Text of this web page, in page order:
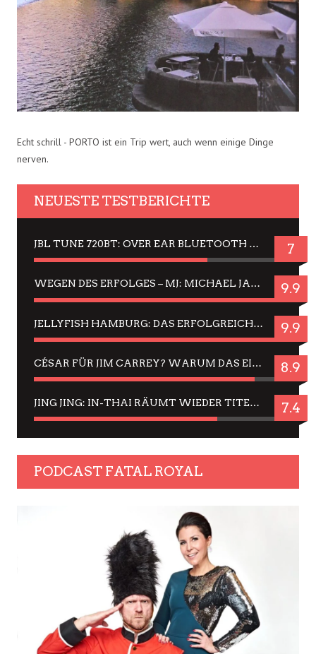
Echt schrill - PORTO ist ein Trip wert, auch wenn einige Dinge
nerven.
NEUESTE TESTBERICHTE
JBL TUNE 720BT: OVER EAR BLUETOOTH KOPFHÖRER UM DIE 50,-€ IM DAUER-TEST 7
WEGEN DES ERFOLGES – MJ: MICHAEL JACKSON MUSICAL IN EINER MATINEE SEHEN 9.9
JELLYFISH HAMBURG: DAS ERFOLGREICHE SOMMER-MENÜ 2025 IN GEFÜHLEN UND BILDERN 9.9
CÉSAR FÜR JIM CARREY? WARUM DAS EINER DER NERVIGSTEN ACTORS IST UND BLEIBT 8.9
JING JING: IN-THAI RÄUMT WIEDER TITEL AB – EIN ZWEI-STUNDEN-ERLEBNISBERICHT 7.4
PODCAST FATAL ROYAL